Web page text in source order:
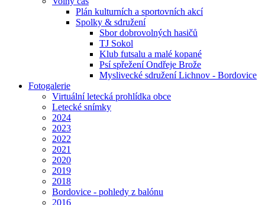
Plán kulturních a sportovních akcí
Spolky & sdružení
Sbor dobrovolných hasičů
TJ Sokol
Klub futsalu a malé kopané
Psí spřežení Ondřeje Brože
Myslivecké sdružení Lichnov - Bordovice
Fotogalerie
Virtuální letecká prohlídka obce
Letecké snímky
2024
2023
2022
2021
2020
2019
2018
Bordovice - pohledy z balónu
2016